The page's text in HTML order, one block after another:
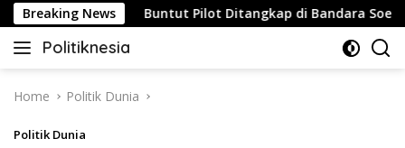
Skip
to
content
Breaking NewsBuntut Pilot Ditangkap di Bandara Soetta,
Politiknesia
Politiknesia.com
Home Politik Dunia
Politik Dunia